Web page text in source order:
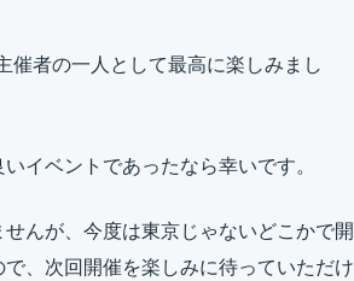
催者の一人として最高に楽しみまし
イベントであったなら幸いです。
んが、今度は東京じゃないどこかで開
、次回開催を楽しみに待っていただけ